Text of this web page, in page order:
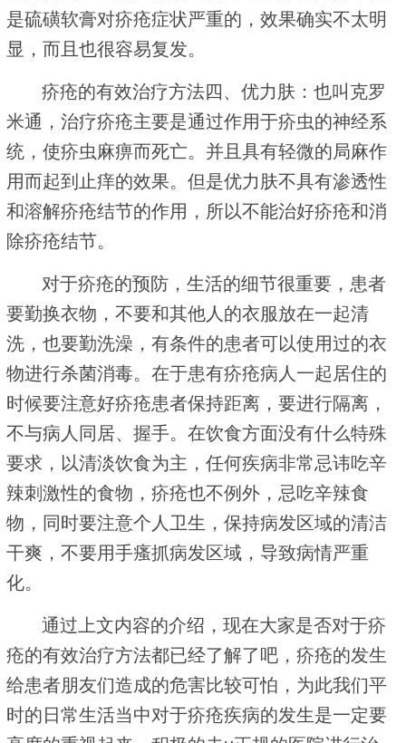
是硫磺软膏对疥疮症状严重的，效果确实不太明
显，而且也很容易复发。
疥疮的有效治疗方法四、优力肤：也叫克罗
米通，治疗疥疮主要是通过作用于疥虫的神经系
统，使疥虫麻痹而死亡。并且具有轻微的局麻作
用而起到止痒的效果。但是优力肤不具有渗透性
和溶解疥疮结节的作用，所以不能治好疥疮和消
除疥疮结节。
对于疥疮的预防，生活的细节很重要，患者
要勤换衣物，不要和其他人的衣服放在一起清
洗，也要勤洗澡，有条件的患者可以使用过的衣
物进行杀菌消毒。在于患有疥疮病人一起居住的
时候要注意好疥疮患者保持距离，要进行隔离，
不与病人同居、握手。在饮食方面没有什么特殊
要求，以清淡饮食为主，任何疾病非常忌讳吃辛
辣刺激性的食物，疥疮也不例外，忌吃辛辣食
物，同时要注意个人卫生，保持病发区域的清洁
干爽，不要用手瘙抓病发区域，导致病情严重
化。
通过上文内容的介绍，现在大家是否对于疥
疮的有效治疗方法都已经了解了吧，疥疮的发生
给患者朋友们造成的危害比较可怕，为此我们平
时的日常生活当中对于疥疮疾病的发生是一定要